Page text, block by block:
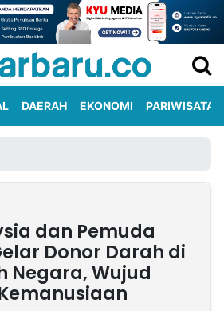
DAERAH EKONOMI PARIWISATA
dan Pemuda
Donor Darah di
Negara, Wujud